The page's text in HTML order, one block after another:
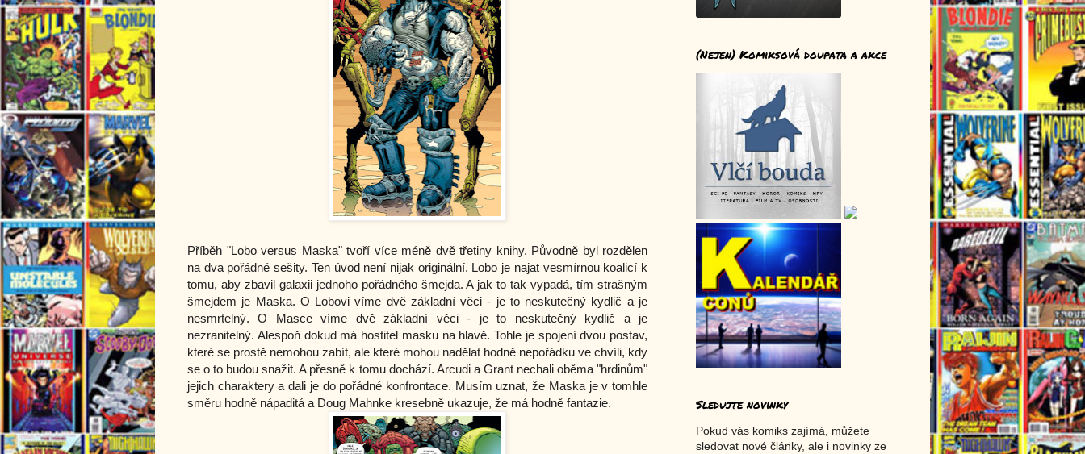
Příběh "Lobo versus Maska" tvoří více méně dvě třetiny knihy. Původně byl rozdělen
na dva pořádné sešity. Ten úvod není nijak originální. Lobo je najat vesmírnou koalicí k
tomu, aby zbavil galaxii jednoho pořádného šmejda. A jak to tak vypadá, tím strašným
šmejdem je Maska. O Lobovi víme dvě základní věci - je to neskutečný kydlič a je
nesmrtelný. O Masce víme dvě základní věci - je to neskutečný kydlič a je
nezranitelný. Alespoň dokud má hostitel masku na hlavě. Tohle je spojení dvou postav,
které se prostě nemohou zabít, ale které mohou nadělat hodně nepořádku ve chvíli, kdy
se o to budou snažit. A přesně k tomu dochází. Arcudi a Grant nechali oběma "hrdinům"
jejich charaktery a dali je do pořádné konfrontace. Musím uznat, že Maska je v tomhle
směru hodně nápaditá a Doug Mahnke kresebně ukazuje, že má hodně fantazie.
(Nejen) Komiksová doupata a akce
Sledujte novinky
Pokud vás komiks zajímá, můžete
sledovat nové články, ale i novinky ze